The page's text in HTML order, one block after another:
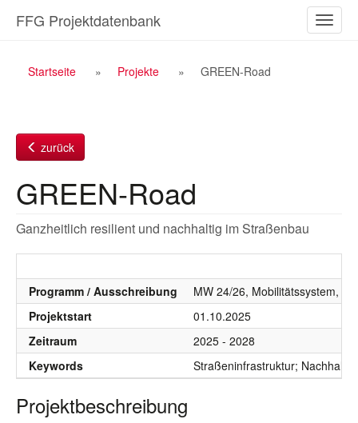
Inhalt
ein-/
FFG Projektdatenbank
Breadcrumb
Startseite Projekte GREEN-Road
zurück
GREEN-Road
Ganzheitlich resilient und nachhaltig im Straßenbau
Programm / Ausschreibung
MW 24/26, Mobilitätssystem,
Projektstart
01.10.2025
Zeitraum
2025 - 2028
Keywords
Straßeninfrastruktur;
Projektbeschreibung